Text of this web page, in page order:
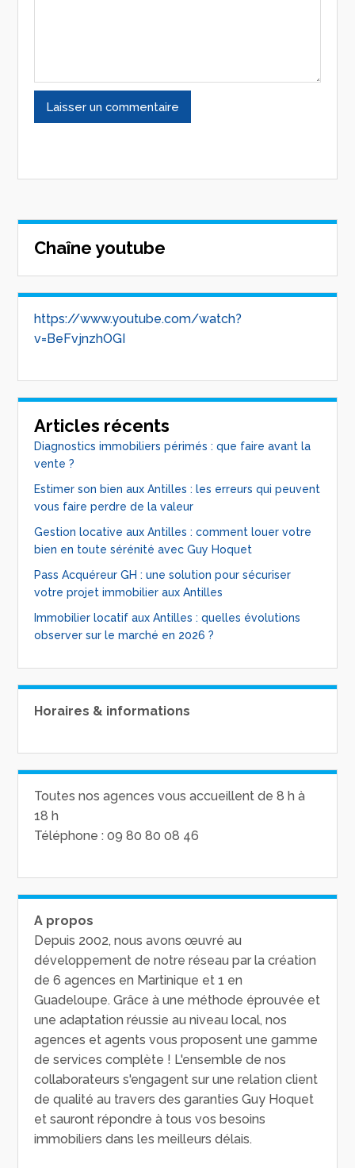
Chaîne youtube
https://www.youtube.com/watch?
v=BeFvjnzhOGI
Articles récents
Diagnostics immobiliers périmés : que faire avant la
vente ?
Estimer son bien aux Antilles : les erreurs qui peuvent
vous faire perdre de la valeur
Gestion locative aux Antilles : comment louer votre
bien en toute sérénité avec Guy Hoquet
Pass Acquéreur GH : une solution pour sécuriser
votre projet immobilier aux Antilles
Immobilier locatif aux Antilles : quelles évolutions
observer sur le marché en 2026 ?
Horaires & informations
Toutes nos agences vous accueillent de 8 h à
18 h
Téléphone : 09 80 80 08 46
A propos
Depuis 2002, nous avons œuvré au
développement de notre réseau par la création
de 6 agences en Martinique et 1 en
Guadeloupe. Grâce à une méthode éprouvée et
une adaptation réussie au niveau local, nos
agences et agents vous proposent une gamme
de services complète ! L'ensemble de nos
collaborateurs s'engagent sur une relation client
de qualité au travers des garanties Guy Hoquet
et sauront répondre à tous vos besoins
immobiliers dans les meilleurs délais.